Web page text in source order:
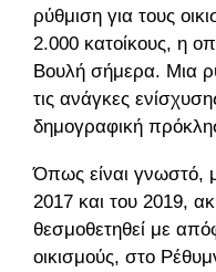
ρύθμιση για τους
2.000 κατοίκους, η
Βουλή σήμερα. Μια
τις ανάγκες
δημογραφική
Όπως είναι γνωστό,
2017 και του 2019,
θεσμοθετηθεί με
οικισμούς, στο